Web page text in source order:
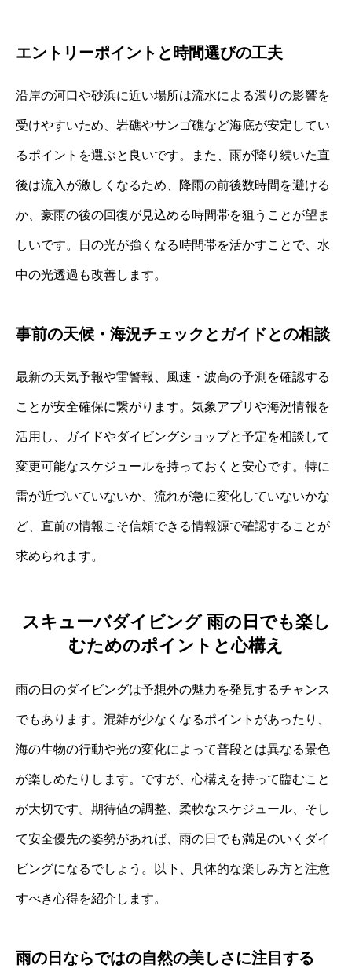
エントリーポイントと時間選びの工夫
沿岸の河口や砂浜に近い場所は流水による濁りの影響を
受けやすいため、岩礁やサンゴ礁など海底が安定してい
るポイントを選ぶと良いです。また、雨が降り続いた直
後は流入が激しくなるため、降雨の前後数時間を避ける
か、豪雨の後の回復が見込める時間帯を狙うことが望ま
しいです。日の光が強くなる時間帯を活かすことで、水
中の光透過も改善します。
事前の天候・海況チェックとガイドとの相談
最新の天気予報や雷警報、風速・波高の予測を確認する
ことが安全確保に繋がります。気象アプリや海況情報を
活用し、ガイドやダイビングショップと予定を相談して
変更可能なスケジュールを持っておくと安心です。特に
雷が近づいていないか、流れが急に変化していないかな
ど、直前の情報こそ信頼できる情報源で確認することが
求められます。
スキューバダイビング 雨の日でも楽し
むためのポイントと心構え
雨の日のダイビングは予想外の魅力を発見するチャンス
でもあります。混雑が少なくなるポイントがあったり、
海の生物の行動や光の変化によって普段とは異なる景色
が楽しめたりします。ですが、心構えを持って臨むこと
が大切です。期待値の調整、柔軟なスケジュール、そし
て安全優先の姿勢があれば、雨の日でも満足のいくダイ
ビングになるでしょう。以下、具体的な楽しみ方と注意
すべき心得を紹介します。
雨の日ならではの自然の美しさに注目する